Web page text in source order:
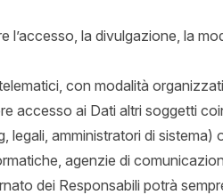
la divulgazione, la
con modalità
accesso ai Dati altri soggetti
legali, amministratori di
agenzie di
dei Responsabili potrà